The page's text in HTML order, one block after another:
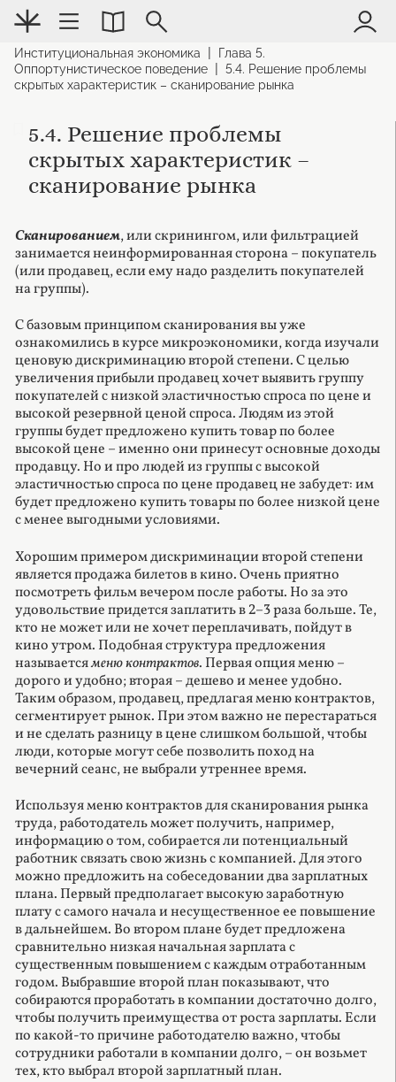
Институциональная экономика
Глава 5.
Оппортунистическое поведение
5.4. Решение проблемы
скрытых характеристик – сканирование рынка
5.4. Решение проблемы
скрытых характеристик –
сканирование рынка
Сканированием, или скринингом, или фильтрацией
занимается неинформированная сторона – покупатель
(или продавец, если ему надо разделить покупателей
на группы).
С базовым принципом сканирования вы уже
ознакомились в курсе микроэкономики, когда изучали
ценовую дискриминацию второй степени. С целью
увеличения прибыли продавец хочет выявить группу
покупателей с низкой эластичностью спроса по цене и
высокой резервной ценой спроса. Людям из этой
группы будет предложено купить товар по более
высокой цене – именно они принесут основные доходы
продавцу. Но и про людей из группы с высокой
эластичностью спроса по цене продавец не забудет: им
будет предложено купить товары по более низкой цене
с менее выгодными условиями.
Хорошим примером дискриминации второй степени
является продажа билетов в кино. Очень приятно
посмотреть фильм вечером после работы. Но за это
удовольствие придется заплатить в 2–3 раза больше. Те,
кто не может или не хочет переплачивать, пойдут в
кино утром. Подобная структура предложения
называетсяменю контрактов. Первая опция меню –
дорого и удобно; вторая – дешево и менее удобно.
Таким образом, продавец, предлагая меню контрактов,
сегментирует рынок. При этом важно не перестараться
и не сделать разницу в цене слишком большой, чтобы
люди, которые могут себе позволить поход на
вечерний сеанс, не выбрали утреннее время.
Используя меню контрактов для сканирования рынка
труда, работодатель может получить, например,
информацию о том, собирается ли потенциальный
работник связать свою жизнь с компанией. Для этого
можно предложить на собеседовании два зарплатных
плана. Первый предполагает высокую заработную
плату с самого начала и несущественное ее повышение
в дальнейшем. Во втором плане будет предложена
сравнительно низкая начальная зарплата с
существенным повышением с каждым отработанным
годом. Выбравшие второй план показывают, что
собираются проработать в компании достаточно долго,
чтобы получить преимущества от роста зарплаты. Если
по какой-то причине работодателю важно, чтобы
сотрудники работали в компании долго, – он возьмет
тех, кто выбрал второй зарплатный план.